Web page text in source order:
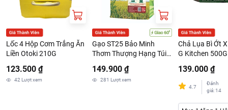
Lốc 4 Hộp Cơm Trắng Ăn
Liền Otoki 210G
123.500 ₫
42 Lượt xem
Gạo ST25 Bảo Minh
Thơm Thượng Hạng Túi
149.900 ₫
281 Lượt xem
Chả Lụa Bì Ớt
G Kitchen 500G
139.000 ₫
4.7
Đánh
giá: 14